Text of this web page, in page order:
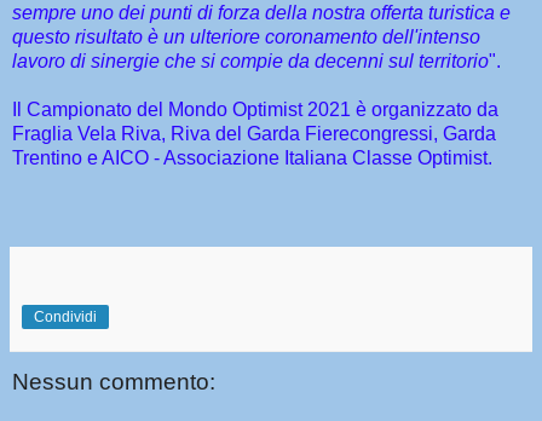
sempre uno dei punti di forza della nostra offerta turistica e
questo risultato è un ulteriore coronamento dell'intenso
lavoro di sinergie che si compie da decenni sul territorio".
Il Campionato del Mondo Optimist 2021 è organizzato da
Fraglia Vela Riva, Riva del Garda Fierecongressi, Garda
Trentino e AICO - Associazione Italiana Classe Optimist.
Condividi
Nessun commento: